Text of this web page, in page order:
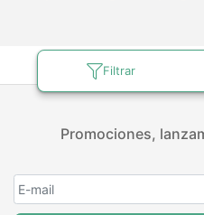
Filtrar
Promociones,